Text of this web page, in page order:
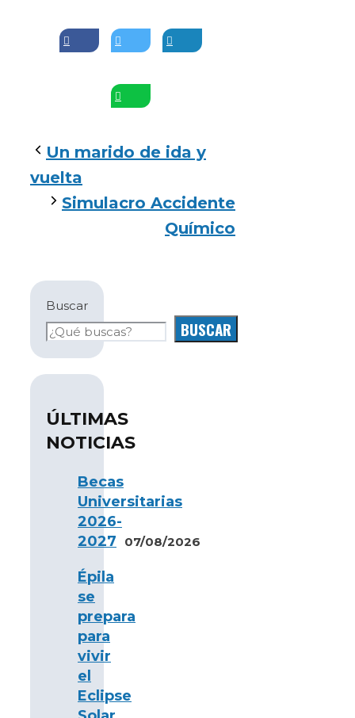
Un marido de ida y
vuelta
Simulacro Accidente
Químico
Buscar
BUSCAR
ÚLTIMAS
NOTICIAS
Becas
Universitarias
2026-
2027
07/08/2026
Épila
se
prepara
para
vivir
el
Eclipse